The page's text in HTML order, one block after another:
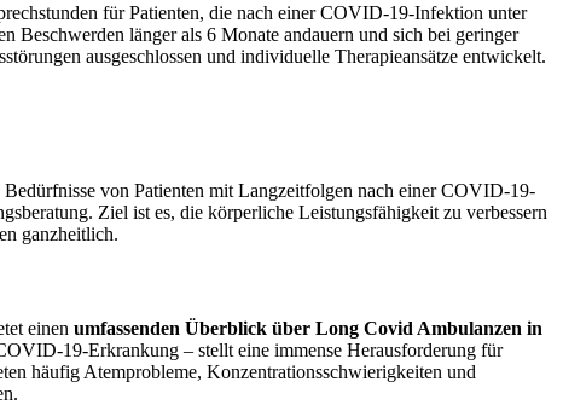
für Patienten, die nach einer COVID-19-Infektion unter
Beschwerden länger als 6 Monate andauern und sich bei geringer
ausgeschlossen und individuelle Therapieansätze entwickelt.
von Patienten mit Langzeitfolgen nach einer COVID-19-
Ziel ist es, die körperliche Leistungsfähigkeit zu verbessern
ganzheitlich.
einen umfassenden Überblick über Long Covid Ambulanzen in
19-Erkrankung – stellt eine immense Herausforderung für
häufig Atemprobleme, Konzentrationsschwierigkeiten und